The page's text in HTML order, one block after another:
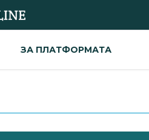
ЗА ПЛАТФОРМАТА